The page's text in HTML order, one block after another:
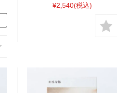
¥2,540(税込)